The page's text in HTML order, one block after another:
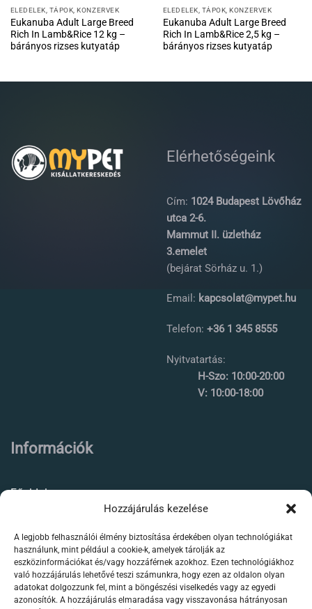
Hozzájárulás kezelése
A legjobb felhasználói élmény biztosítása érdekében olyan technológiákat
használunk, mint például a cookie-k, amelyek tárolják az
eszközinformációkat és/vagy hozzáférnek azokhoz. Ezen technológiákhoz
való hozzájárulás lehetővé teszi számunkra, hogy ezen az oldalon olyan
adatokat dolgozzunk fel, mint a böngészési viselkedés vagy az egyedi
azonosítók. A hozzájárulás elmaradása vagy visszavonása hátrányosan
ELEDELEK, TÁPOK, KONZERVEK
Eukanuba Adult Large Breed
Rich In Lamb&Rice 12 kg –
bárányos rizses kutyatáp
ELEDELEK, TÁPOK, KONZERVEK
Eukanuba Adult Large Breed
Rich In Lamb&Rice 2,5 kg –
bárányos rizses kutyatáp
Elérhetőségeink
Cím: 1024 Budapest Lövőház
utca 2-6.
Mammut II. üzletház
3.emelet
(bejárat Sörház u. 1.)
Email: kapcsolat@mypet.hu
Telefon: +36 1 345 8555
Nyitvatartás:
H-Szo: 10:00-20:00
V: 10:00-18:00
Információk
Főoldal
Élőállat kereskedés
Forgalmazott termékeink
Szaktanácsadás /